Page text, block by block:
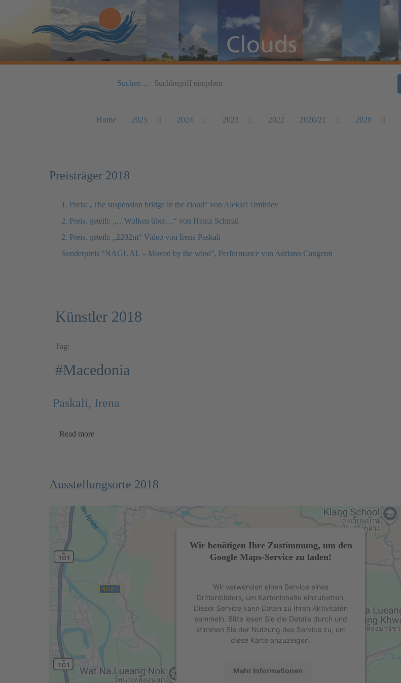
Suchen ...
Home 2025 2024 2023 2022 2020/21 2020
Preisträger 2018
1. Preis: „The suspension bridge in the cloud“ von Aleksei Dmitriev
2. Preis, geteilt: „…Wolken über…“ von Heinz Schmid
2. Preis, geteilt: „2202m“ Video von Irena Paskali
Sonderpreis “NAGUAL – Moved by the wind”, Performance von Adriano Cangemi
Künstler 2018
Tag:
#Macedonia
Paskali, Irena
Read more
Ausstellungsorte 2018
Wir benötigen Ihre Zustimmung, um den
Google Maps-Service zu laden!
Wir verwenden einen Service eines
Drittanbieters, um Karteninhalte einzubetten.
Dieser Service kann Daten zu Ihren Aktivitäten
sammeln. Bitte lesen Sie die Details durch und
stimmen Sie der Nutzung des Service zu, um
diese Karte anzuzeigen.
Mehr Informationen